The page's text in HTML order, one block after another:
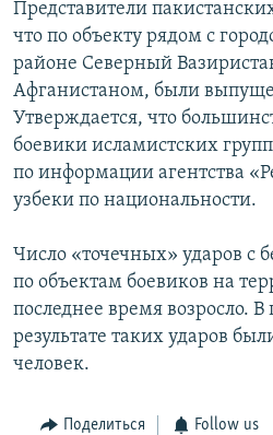
Представители
что по объекту рядом с
районе Северный
Афганистаном, были
Утверждается, что
боевики исламистских
по информации агентства
узбеки по национальности.
Число «точечных» ударов с
по объектам боевиков на
последнее время возросло.
результате таких ударов
человек.
Поделиться Follow us